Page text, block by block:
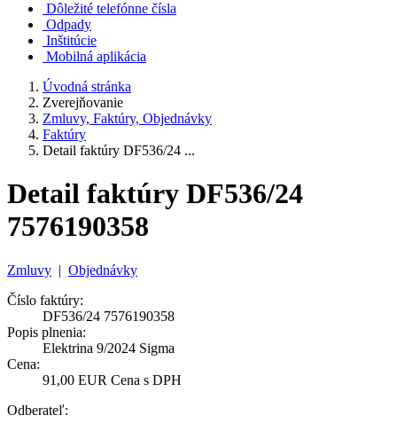
Dôležité telefónne čísla
Odpady
Inštitúcie
Mobilná aplikácia
Úvodná stránka
Zverejňovanie
Zmluvy, Faktúry, Objednávky
Faktúry
Detail faktúry DF536/24 ...
Detail faktúry DF536/24
7576190358
Zmluvy | Objednávky
Číslo faktúry:
DF536/24 7576190358
Popis plnenia:
Elektrina 9/2024 Sigma
Cena:
91,00 EUR Cena s DPH
Odberateľ: